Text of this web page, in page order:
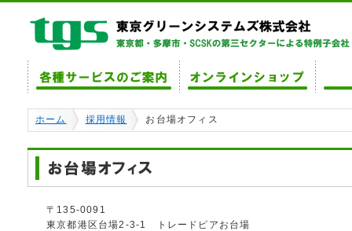
ホーム 採用情報 お台場オフィス
〒135-0091
東京都港区台場2-3-1 トレードピアお台場